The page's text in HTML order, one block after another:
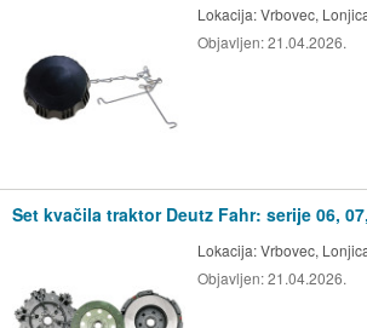
Lokacija:Vrbovec,
Objavljen:21.04.2026.
Set kvačila traktor Deutz Fahr: serije 06,
Lokacija:Vrbovec,
Objavljen:21.04.2026.